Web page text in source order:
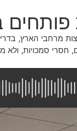
מרחבי הארץ,